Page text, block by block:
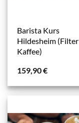
Barista Kurs
Hildesheim (Filter
Kaffee)
159,90€